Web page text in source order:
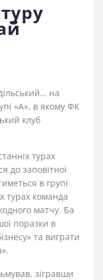
на
«А», в якому ФК
клуб
турах
до заповітної
в групі
турах команда
матчу. Ба
поразки в
та виграти
зігравши